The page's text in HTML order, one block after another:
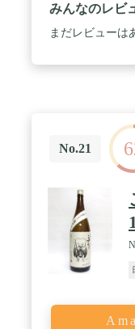
みんなのレビ
まだレビューは
No.21